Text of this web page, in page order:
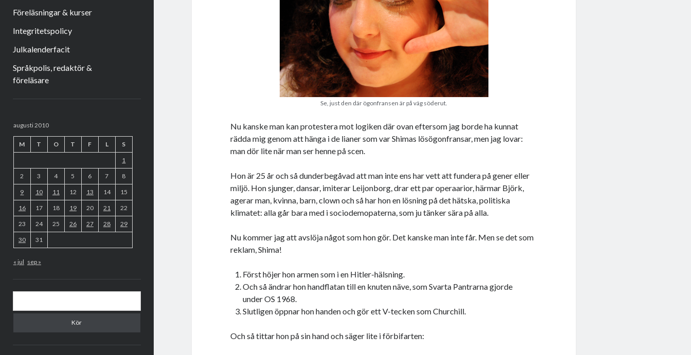
Föreläsningar & kurser
Integritetspolicy
Julkalenderfacit
Språkpolis, redaktör &
föreläsare
augusti 2010
M T O T F L S
1
2 3 4 5 6 7 8
9 10 11 12 13 14 15
16 17 18 19 20 21 22
23 24 25 26 27 28 29
30 31
« jul sep »
Se, just den där ögonfransen är på väg söderut.
Nu kanske man kan protestera mot logiken där ovan eftersom jag borde ha kunnat
rädda mig genom att hänga i de lianer som var Shimas lösögonfransar, men jag lovar:
man dör lite när man ser henne på scen.
Hon är 25 år och så dunderbegåvad att man inte ens har vett att fundera på gener eller
miljö. Hon sjunger, dansar, imiterar Leijonborg, drar ett par operaarior, härmar Björk,
agerar man, kvinna, barn, clown och så har hon en lösning på det hätska, politiska
klimatet: alla går bara med i sociodemopaterna, som ju tänker sära på alla.
Nu kommer jag att avslöja något som hon gör. Det kanske man inte får. Men se det som
reklam, Shima!
Först höjer hon armen som i en Hitler-hälsning.
Och så ändrar hon handflatan till en knuten näve, som Svarta Pantrarna gjorde
under OS 1968.
Slutligen öppnar hon handen och gör ett V-tecken som Churchill.
Och så tittar hon på sin hand och säger lite i förbifarten: